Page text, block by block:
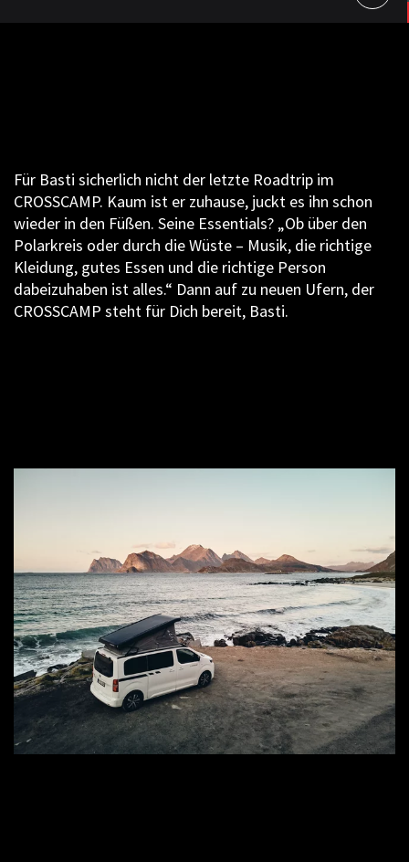
Für Basti sicherlich nicht der letzte Roadtrip im
CROSSCAMP. Kaum ist er zuhause, juckt es ihn schon
wieder in den Füßen. Seine Essentials? „Ob über den
Polarkreis oder durch die Wüste – Musik, die richtige
Kleidung, gutes Essen und die richtige Person
dabeizuhaben ist alles.“ Dann auf zu neuen Ufern, der
CROSSCAMP steht für Dich bereit, Basti.